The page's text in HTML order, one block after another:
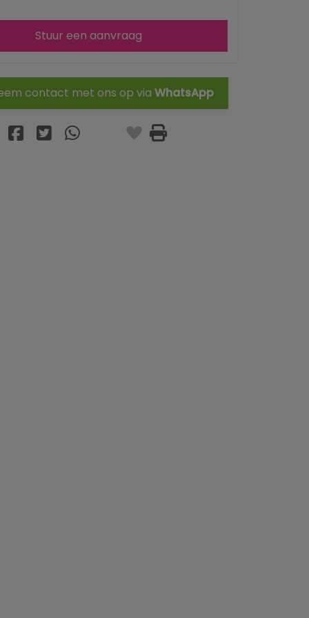
Stuur een aanvraag
contact met ons op via WhatsApp